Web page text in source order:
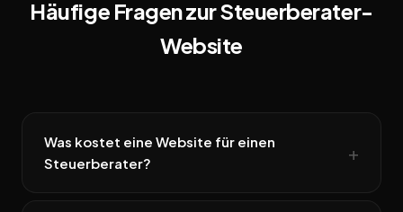
Häufige Fragen zur Steuerberater-
Website
Was kostet eine Website für einen
Steuerberater?